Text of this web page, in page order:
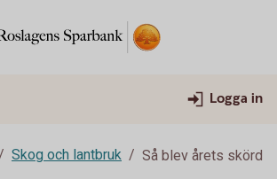
Logga in
Skog och lantbruk Så blev årets skörd